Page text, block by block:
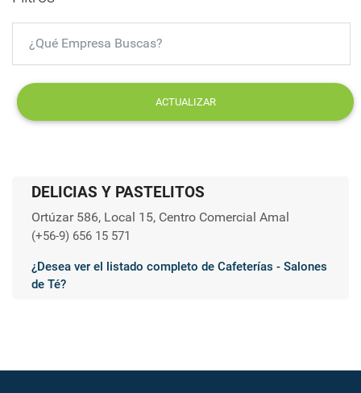
ACTUALIZAR
DELICIAS Y PASTELITOS
Ortúzar 586, Local 15, Centro Comercial Amal
(+56-9) 656 15 571
¿Desea ver el listado completo de Cafeterías - Salones
de Té?